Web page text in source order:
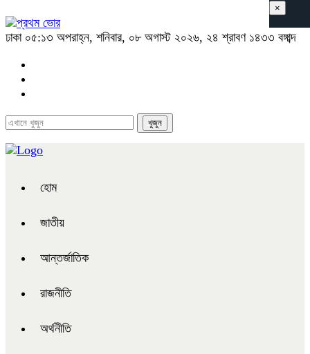
ঢাকা ০৫:১৩ অপরাহ্ন, শনিবার, ০৮ অগাস্ট ২০২৬, ২৪ শ্রাবণ ১৪৩৩ বঙ্গাব্দ
হোম
জাতীয়
আন্তর্জাতিক
রাজনীতি
অর্থনীতি
×